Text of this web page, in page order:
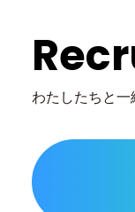
わたしたちと一